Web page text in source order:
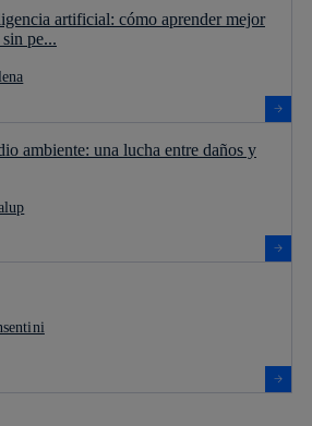
artificial: cómo aprender mejor
pe...
ambiente: una lucha entre daños y